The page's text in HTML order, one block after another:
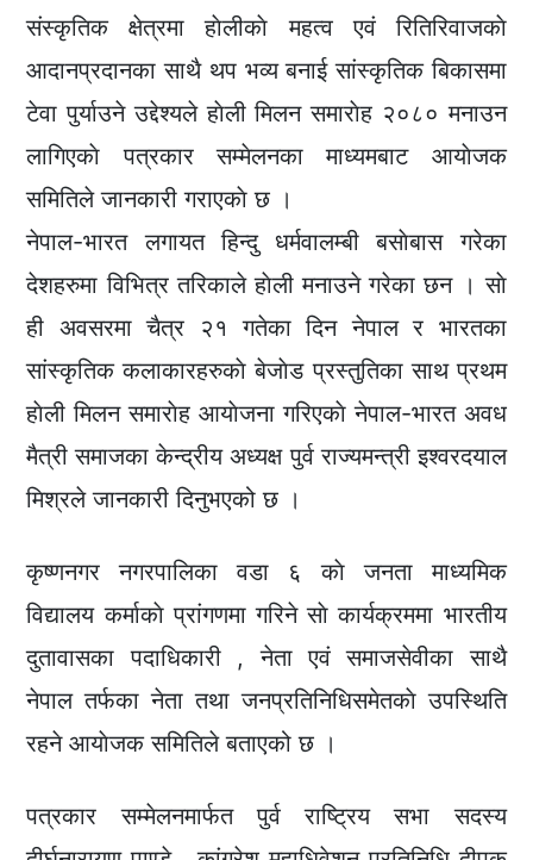
संस्कृतिक क्षेत्रमा हाेलीकाे महत्व एवं रितिरिवाजकाे
आदानप्रदानका साथै थप भव्य बनाई सांस्कृतिक बिकासमा
टेवा पुर्याउने उद्देश्यले हाेली मिलन समाराेह २०८० मनाउन
लागिएकाे पत्रकार सम्मेलनका माध्यमबाट आयाेजक
समितिले जानकारी गराएकाे छ ।
नेपाल-भारत लगायत हिन्दु धर्मवालम्बी बसाेबास गरेका
देशहरुमा विभित्र तरिकाले हाेली मनाउने गरेका छन । साे
ही अवसरमा चैत्र २१ गतेका दिन नेपाल र भारतका
सांस्कृतिक कलाकारहरुकाे बेजाेड प्रस्तुतिका साथ प्रथम
हाेली मिलन समाराेह आयाेजना गरिएकाे नेपाल-भारत अवध
मैत्री समाजका केन्द्रीय अध्यक्ष पुर्व राज्यमन्त्री इश्वरदयाल
मिश्रले जानकारी दिनुभएको छ ।
कृष्णनगर नगरपालिका वडा ६ काे जनता माध्यमिक
विद्यालय कर्माकाे प्रांगणमा गरिने साे कार्यक्रममा भारतीय
दुतावासका पदाधिकारी , नेता एवं समाजसेवीका साथै
नेपाल तर्फका नेता तथा जनप्रतिनिधिसमेतकाे उपस्थिति
रहने आयाेजक समितिले बताएको छ ।
पत्रकार सम्मेलनमार्फत पुर्व राष्ट्रिय सभा सदस्य